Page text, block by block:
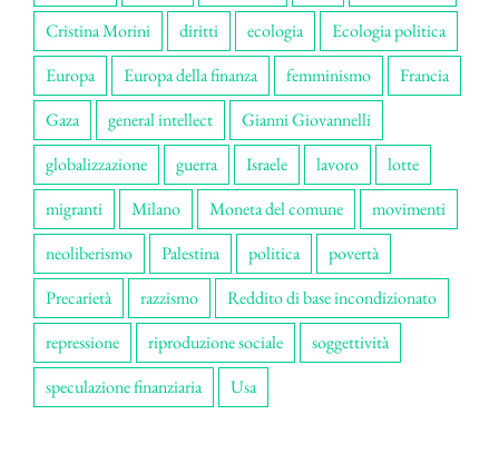
Cristina Morini
diritti ecologia
Ecologia politica
Europa
Europa della finanza femminismo
Francia
Gaza
general intellect
Gianni Giovannelli
globalizzazione
guerra Israele lavoro
lotte
migranti
Milano Moneta del comune
movimenti
neoliberismo
Palestina politica
povertà
Precarietà
razzismo
Reddito di base incondizionato
repressione
riproduzione sociale
soggettività
speculazione finanziaria
Usa